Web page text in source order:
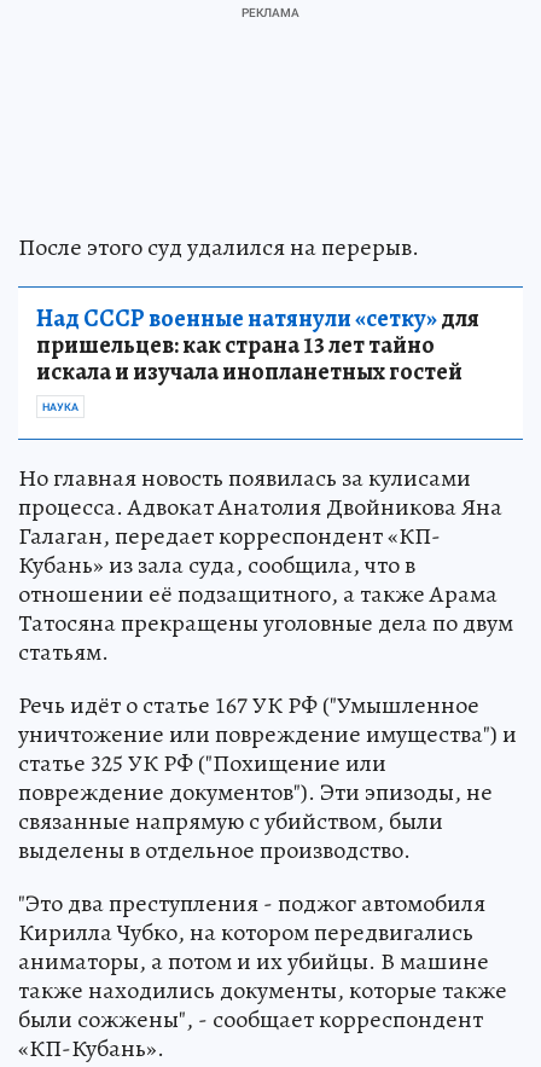
После этого суд удалился на перерыв.
Над СССР военные натянули «сетку»для
пришельцев: как страна 13 лет тайно
искала и изучала инопланетных гостей
НАУКА
Но главная новость появилась за кулисами
процесса. Адвокат Анатолия Двойникова Яна
Галаган, передает корреспондент «КП-
Кубань» из зала суда, сообщила, что в
отношении её подзащитного, а также Арама
Татосяна прекращены уголовные дела по двум
статьям.
Речь идёт о статье 167 УК РФ ("Умышленное
уничтожение или повреждение имущества") и
статье 325 УК РФ ("Похищение или
повреждение документов"). Эти эпизоды, не
связанные напрямую с убийством, были
выделены в отдельное производство.
"Это два преступления - поджог автомобиля
Кирилла Чубко, на котором передвигались
аниматоры, а потом и их убийцы. В машине
также находились документы, которые также
были сожжены", - сообщает корреспондент
«КП-Кубань».